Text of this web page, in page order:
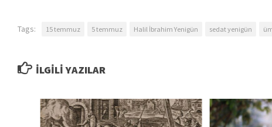
Tags: 15 temmuz 5 temmuz Halil İbrahim Yenigün sedat yenigün
İLGILI YAZILAR